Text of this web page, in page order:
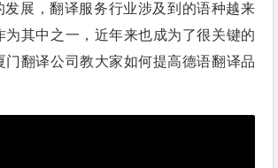
发展，翻译服务行业涉及到的语种越来
为其中之一，近年来也成为了很关键的
门翻译公司教大家如何提高德语翻译品